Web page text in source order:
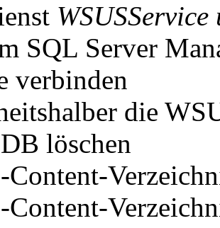
SQL Server
verbinden
die
löschen
Content-